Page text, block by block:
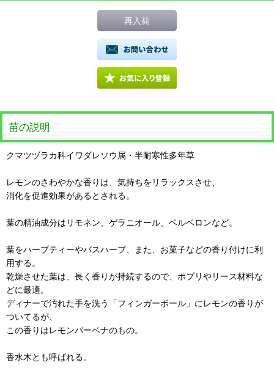
再入荷
苗の説明
クマツヅラカ科イワダレソウ属・半耐寒性多年草
レモンのさわやかな香りは、気持ちをリラックスさせ、
消化を促進効果があるとされる。
葉の精油成分はリモネン、ゲラニオール、ベルベロンなど。
葉をハーブティーやバスハーブ、また、お菓子などの香り付けに利
用する。
乾燥させた葉は、長く香りが持続するので、ポプリやリース材料な
どに最適。
ディナーで汚れた手を洗う「フィンガーボール」にレモンの香りが
ついてるが、
この香りはレモンバーベナのもの。
香水木とも呼ばれる。